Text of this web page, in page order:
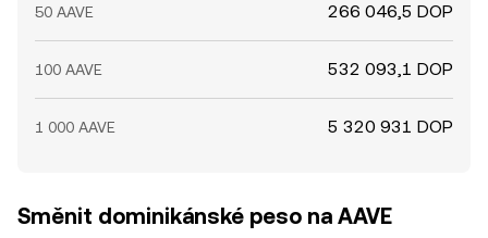
50 AAVE 266 046,5 DOP
100 AAVE 532 093,1 DOP
1 000 AAVE 5 320 931 DOP
Směnit dominikánské peso na AAVE